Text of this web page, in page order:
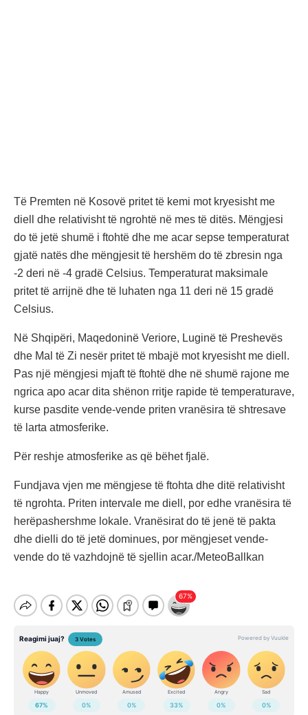
Të Premten në Kosovë pritet të kemi mot kryesisht me
diell dhe relativisht të ngrohtë në mes të ditës. Mëngjesi
do të jetë shumë i ftohtë dhe me acar sepse temperaturat
gjatë natës dhe mëngjesit të hershëm do të zbresin nga
-2 deri në -4 gradë Celsius. Temperaturat maksimale
pritet të arrijnë dhe të luhaten nga 11 deri në 15 gradë
Celsius.
Në Shqipëri, Maqedoninë Veriore, Luginë të Preshevës
dhe Mal të Zi nesër pritet të mbajë mot kryesisht me diell.
Pas një mëngjesi mjaft të ftohtë dhe në shumë rajone me
ngrica apo acar dita shënon rritje rapide të temperaturave,
kurse pasdite vende-vende priten vranësira të shtresave
të larta atmosferike.
Për reshje atmosferike as që bëhet fjalë.
Fundjava vjen me mëngjese të ftohta dhe ditë relativisht
të ngrohta. Priten intervale me diell, por edhe vranësira të
herëpashershme lokale. Vranësirat do të jenë të pakta
dhe dielli do të jetë dominues, por mëngjeset vende-
vende do të vazhdojnë të sjellin acar./MeteoBallkan